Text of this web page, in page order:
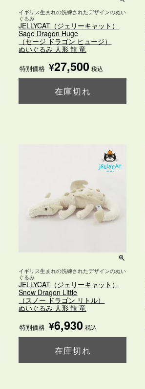
イギリス生まれの洗練されたデザインのぬい
ぐるみ
JELLYCAT（ジェリーキャット）
Sage Dragon Huge
（セージ ドラゴン ヒュージ）
ぬいぐるみ 人形 龍 竜
特別価格 ¥27,500 税込
在庫切れ
購入ページを見る
イギリス生まれの洗練されたデザインのぬい
ぐるみ
JELLYCAT（ジェリーキャット）
Snow Dragon Little
（スノー ドラゴン リトル）
ぬいぐるみ 人形 龍 竜
特別価格 ¥6,930 税込
在庫切れ
購入ページを見る